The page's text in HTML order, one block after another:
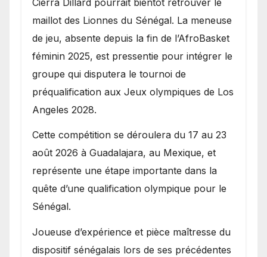
maillot des Lionnes du Sénégal. La meneuse
de jeu, absente depuis la fin de l’AfroBasket
féminin 2025, est pressentie pour intégrer le
groupe qui disputera le tournoi de
préqualification aux Jeux olympiques de Los
Angeles 2028.
Cette compétition se déroulera du 17 au 23
août 2026 à Guadalajara, au Mexique, et
représente une étape importante dans la
quête d’une qualification olympique pour le
Sénégal.
Joueuse d’expérience et pièce maîtresse du
dispositif sénégalais lors de ses précédentes